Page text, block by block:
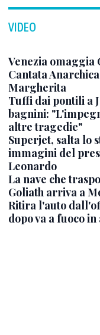
VIDEO
Venezia omaggia
Cantata
Margherita
Tuffi dai pontili a
bagnini:
altre tragedie"
Superjet, salta lo
immagini del
Leonardo
La nave che
Goliath arriva a
Ritira l'auto
dopo va a fuoco